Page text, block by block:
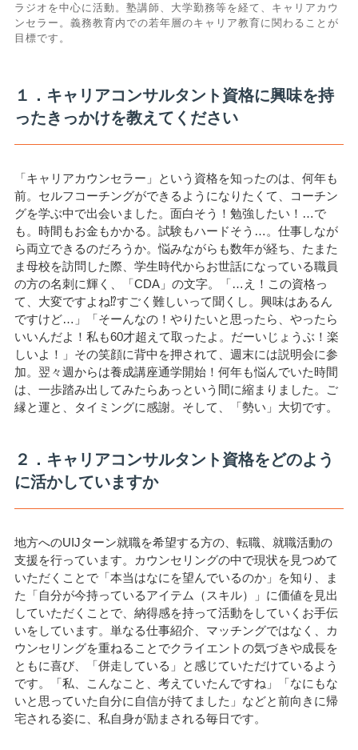
ラジオを中心に活動。塾講師、大学勤務等を経て、キャリアカウ
ンセラー。義務教育内での若年層のキャリア教育に関わることが
目標です。
１．キャリアコンサルタント資格に興味を持
ったきっかけを教えてください
「キャリアカウンセラー」という資格を知ったのは、何年も
前。セルフコーチングができるようになりたくて、コーチン
グを学ぶ中で出会いました。面白そう！勉強したい！…で
も。時間もお金もかかる。試験もハードそう…。仕事しなが
ら両立できるのだろうか。悩みながらも数年が経ち、たまた
ま母校を訪問した際、学生時代からお世話になっている職員
の方の名刺に輝く、「CDA」の文字。「…え！この資格っ
て、大変ですよね⁉すごく難しいって聞くし。興味はあるん
ですけど…」「そーんなの！やりたいと思ったら、やったら
いいんだよ！私も60才超えて取ったよ。だーいじょうぶ！楽
しいよ！」その笑顔に背中を押されて、週末には説明会に参
加。翌々週からは養成講座通学開始！何年も悩んでいた時間
は、一歩踏み出してみたらあっという間に縮まりました。ご
縁と運と、タイミングに感謝。そして、「勢い」大切です。
２．キャリアコンサルタント資格をどのよう
に活かしていますか
地方へのUIJターン就職を希望する方の、転職、就職活動の
支援を行っています。カウンセリングの中で現状を見つめて
いただくことで「本当はなにを望んでいるのか」を知り、ま
た「自分が今持っているアイテム（スキル）」に価値を見出
していただくことで、納得感を持って活動をしていくお手伝
いをしています。単なる仕事紹介、マッチングではなく、カ
ウンセリングを重ねることでクライエントの気づきや成長を
ともに喜び、「併走している」と感じていただけているよう
です。「私、こんなこと、考えていたんですね」「なにもな
いと思っていた自分に自信が持てました」などと前向きに帰
宅される姿に、私自身が励まされる毎日です。